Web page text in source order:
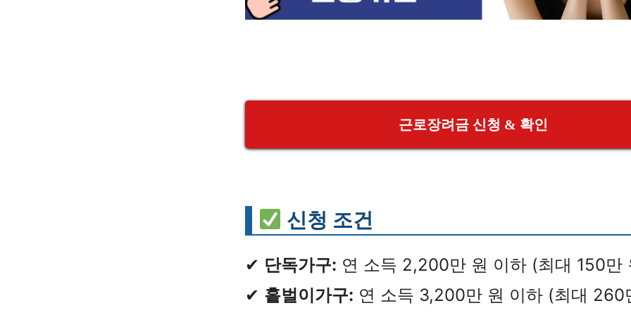
근로장려금 신청 & 확인
신청 조건
✔ 단독가구: 연 소득 2,200만 원 이하 (최대 150만
✔ 홑벌이가구: 연 소득 3,200만 원 이하 (최대 260